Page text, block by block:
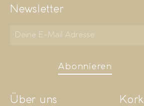
Newsletter
Abonnieren
Über uns Kork